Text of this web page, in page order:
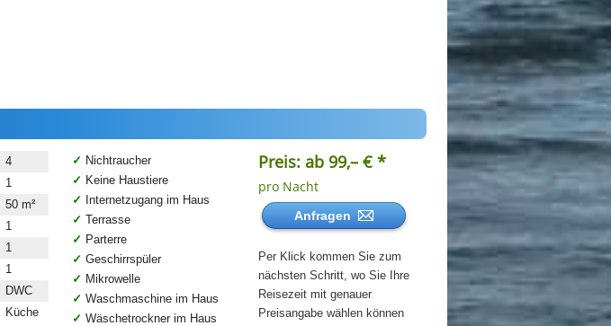
4
1
50 m²
1
1
1
DWC
Küche
Nichtraucher
Keine Haustiere
Internetzugang im Haus
Terrasse
Parterre
Geschirrspüler
Mikrowelle
Waschmaschine im Haus
Wäschetrockner im Haus
Preis: ab 99,– € *
pro Nacht
Anfragen
Per Klick kommen Sie zum
nächsten Schritt, wo Sie Ihre
Reisezeit mit genauer
Preisangabe wählen können